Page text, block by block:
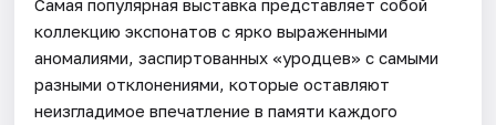
Самая популярная выставка представляет собой
коллекцию экспонатов с ярко выраженными
аномалиями, заспиртованных «уродцев» с самыми
разными отклонениями, которые оставляют
неизгладимое впечатление в памяти каждого